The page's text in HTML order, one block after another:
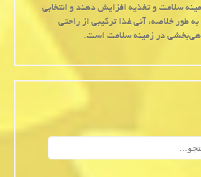
سلامت و تغذیه افزایش دهند و انتخابی
طور خلاصه، آنی غذا ترکیبی از راحتی
در زمینه سلامت است.